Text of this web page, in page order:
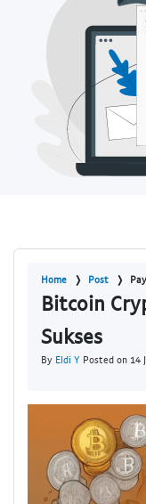
Home Post
Bitcoin
Sukses
By Eldi Y Posted on 14